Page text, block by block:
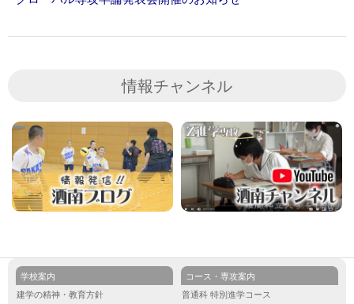
情報チャンネル
学校案内
建学の精神・教育方針
コース・専攻案内
普通科 特別進学コース